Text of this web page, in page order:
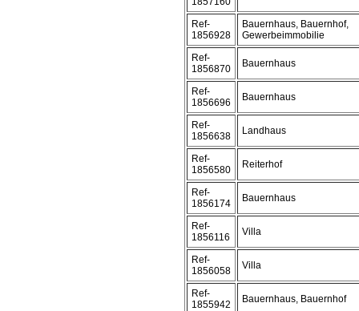
Ref-
1856928
Bauernhaus, Bauernhof,
Gewerbeimmobilie
Ref-
1856870
Bauernhaus
Ref-
1856696
Bauernhaus
Ref-
1856638
Landhaus
Ref-
1856580
Reiterhof
Ref-
1856174
Bauernhaus
Ref-
1856116
Villa
Ref-
1856058
Villa
Ref-
1855942
Bauernhaus, Bauernhof